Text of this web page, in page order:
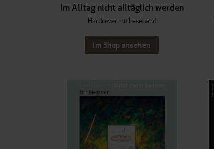
Im Alltag nicht alltäglich werden
Hardcover mit Leseband
Im Shop ansehen